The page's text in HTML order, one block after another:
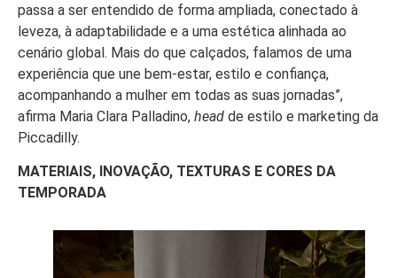
passa a ser entendido de forma ampliada, conectado à
leveza, à adaptabilidade e a uma estética alinhada ao
cenário global. Mais do que calçados, falamos de uma
experiência que une bem-estar, estilo e confiança,
acompanhando a mulher em todas as suas jornadas”,
afirma Maria Clara Palladino, head de estilo e marketing da
Piccadilly.
MATERIAIS, INOVAÇÃO, TEXTURAS E CORES DA
TEMPORADA